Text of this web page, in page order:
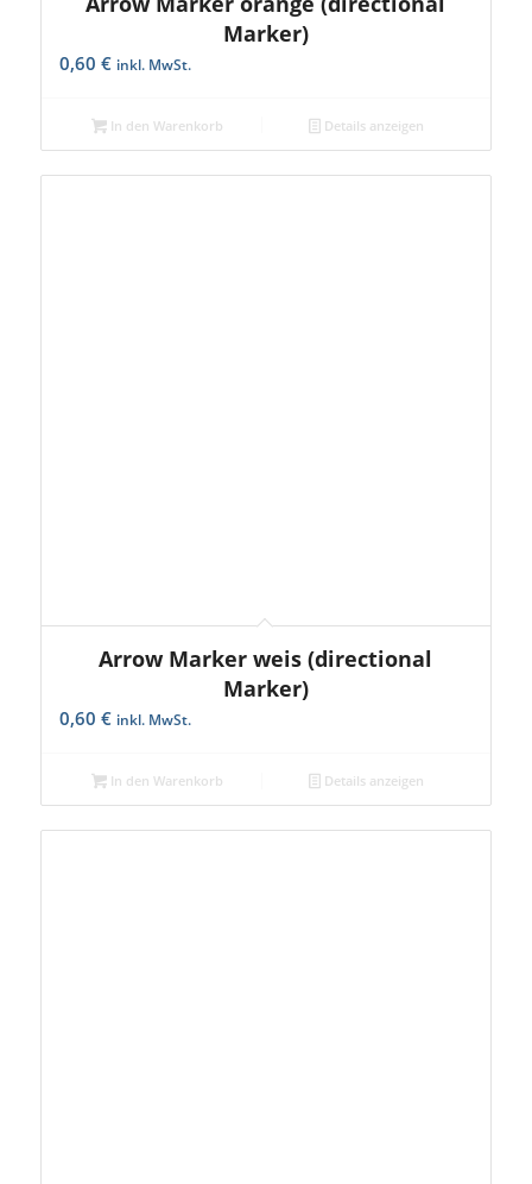
Marker)
0,60 € inkl. MwSt.
In den Warenkorb Details anzeigen
Arrow Marker weis (directional
Marker)
0,60 € inkl. MwSt.
In den Warenkorb Details anzeigen